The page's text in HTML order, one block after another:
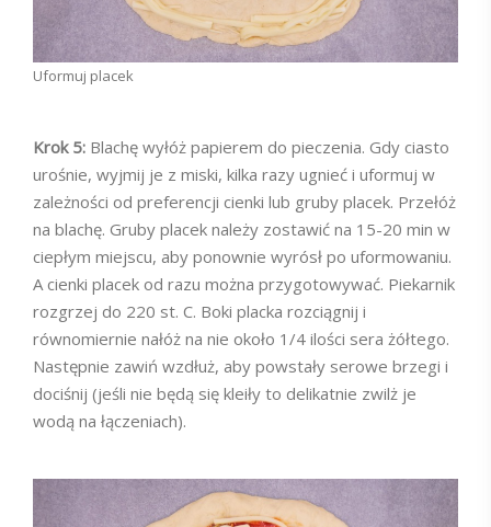
Uformuj placek
Krok 5: Blachę wyłóż papierem do pieczenia. Gdy ciasto
urośnie, wyjmij je z miski, kilka razy ugnieć i uformuj w
zależności od preferencji cienki lub gruby placek. Przełóż
na blachę. Gruby placek należy zostawić na 15-20 min w
ciepłym miejscu, aby ponownie wyrósł po uformowaniu.
A cienki placek od razu można przygotowywać. Piekarnik
rozgrzej do 220 st. C. Boki placka rozciągnij i
równomiernie nałóż na nie około 1/4 ilości sera żółtego.
Następnie zawiń wzdłuż, aby powstały serowe brzegi i
dociśnij (jeśli nie będą się kleiły to delikatnie zwilż je
wodą na łączeniach).